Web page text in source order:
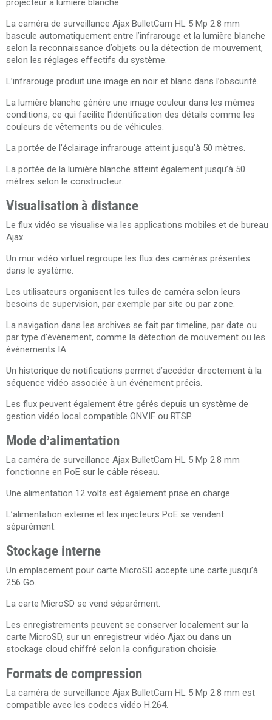
projecteur à lumière blanche.
La caméra de surveillance Ajax BulletCam HL 5 Mp 2.8 mm
bascule automatiquement entre l’infrarouge et la lumière blanche
selon la reconnaissance d’objets ou la détection de mouvement,
selon les réglages effectifs du système.
L’infrarouge produit une image en noir et blanc dans l’obscurité.
La lumière blanche génère une image couleur dans les mêmes
conditions, ce qui facilite l’identification des détails comme les
couleurs de vêtements ou de véhicules.
La portée de l’éclairage infrarouge atteint jusqu’à 50 mètres.
La portée de la lumière blanche atteint également jusqu’à 50
mètres selon le constructeur.
Visualisation à distance
Le flux vidéo se visualise via les applications mobiles et de bureau
Ajax.
Un mur vidéo virtuel regroupe les flux des caméras présentes
dans le système.
Les utilisateurs organisent les tuiles de caméra selon leurs
besoins de supervision, par exemple par site ou par zone.
La navigation dans les archives se fait par timeline, par date ou
par type d’événement, comme la détection de mouvement ou les
événements IA.
Un historique de notifications permet d’accéder directement à la
séquence vidéo associée à un événement précis.
Les flux peuvent également être gérés depuis un système de
gestion vidéo local compatible ONVIF ou RTSP.
Mode d’alimentation
La caméra de surveillance Ajax BulletCam HL 5 Mp 2.8 mm
fonctionne en PoE sur le câble réseau.
Une alimentation 12 volts est également prise en charge.
L’alimentation externe et les injecteurs PoE se vendent
séparément.
Stockage interne
Un emplacement pour carte MicroSD accepte une carte jusqu’à
256 Go.
La carte MicroSD se vend séparément.
Les enregistrements peuvent se conserver localement sur la
carte MicroSD, sur un enregistreur vidéo Ajax ou dans un
stockage cloud chiffré selon la configuration choisie.
Formats de compression
La caméra de surveillance Ajax BulletCam HL 5 Mp 2.8 mm est
compatible avec les codecs vidéo H.264.